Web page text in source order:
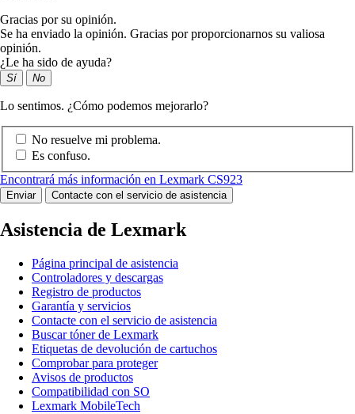
Gracias por su opinión.
Se ha enviado la opinión. Gracias por proporcionarnos su valiosa
opinión.
¿Le ha sido de ayuda?
Sí No
Lo sentimos. ¿Cómo podemos mejorarlo?
No resuelve mi problema.
Es confuso.
Encontrará más información en Lexmark CS923
Enviar Contacte con el servicio de asistencia
Asistencia de Lexmark
Página principal de asistencia
Controladores y descargas
Registro de productos
Garantía y servicios
Contacte con el servicio de asistencia
Buscar tóner de Lexmark
Etiquetas de devolución de cartuchos
Comprobar para proteger
Avisos de productos
Compatibilidad con SO
Lexmark MobileTech